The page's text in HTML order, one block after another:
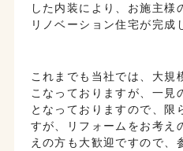
した内装により、お施主様
リノベーション住宅が完成
これまでも当社では、大規
こなっておりますが、一見
となっておりますので、限
すが、リフォームをお考え
えの方も大歓迎ですので、